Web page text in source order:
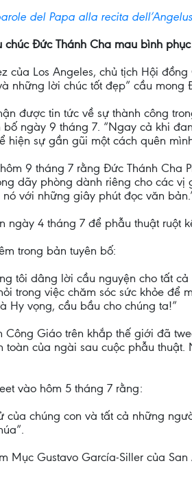
del Papa alla recita
Đức Thánh Cha mau bình phục
của Los Angeles, chủ tịch Hội
những lời chúc tốt đẹp” cầu mong
được tin tức về sự thành công
ngày 9 tháng 7. “Ngay cả khi
hiện sự gần gũi một cách quên
9 tháng 7 rằng Đức Thánh
dãy phòng dành riêng cho các
với những giây phút đọc văn
4 tháng 7 để phẫu thuật ruột
trong bản tuyên bố:
tôi dâng lời cầu nguyện cho tất
trong việc chăm sóc sức khỏe
Hy vọng, cầu bầu cho chúng ta!”
Giáo trên khắp thế giới đã
toàn của ngài sau cuộc phẫu
vào hôm 5 tháng 7 rằng:
của chúng con và tất cả những
Mục Gustavo García-Siller của